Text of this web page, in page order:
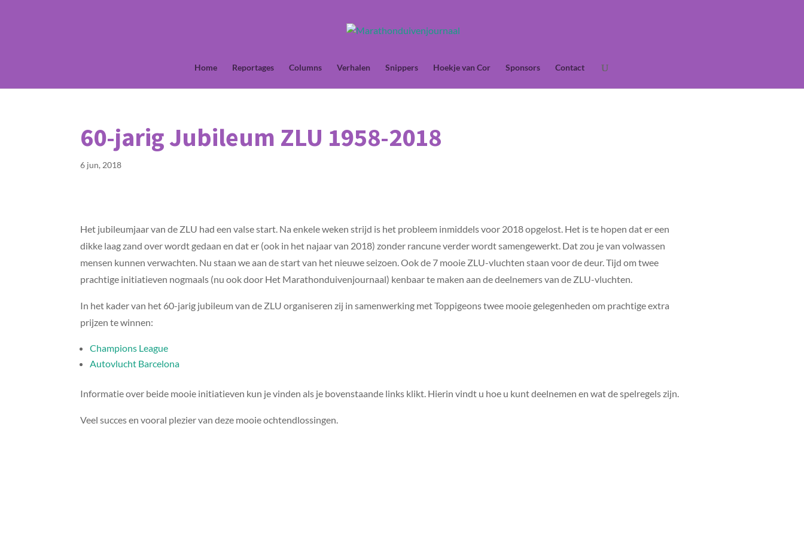
Home Reportages Columns Verhalen Snippers Hoekje van Cor Sponsors Contact
60-jarig Jubileum ZLU 1958-2018
6 jun, 2018
Het jubileumjaar van de ZLU had een valse start. Na enkele weken strijd is het probleem inmiddels voor 2018 opgelost. Het is te hopen dat er een
dikke laag zand over wordt gedaan en dat er (ook in het najaar van 2018) zonder rancune verder wordt samengewerkt. Dat zou je van volwassen
mensen kunnen verwachten. Nu staan we aan de start van het nieuwe seizoen. Ook de 7 mooie ZLU-vluchten staan voor de deur. Tijd om twee
prachtige initiatieven nogmaals (nu ook door Het Marathonduivenjournaal) kenbaar te maken aan de deelnemers van de ZLU-vluchten.
In het kader van het 60-jarig jubileum van de ZLU organiseren zij in samenwerking met Toppigeons twee mooie gelegenheden om prachtige extra
prijzen te winnen:
Champions League
Autovlucht Barcelona
Informatie over beide mooie initiatieven kun je vinden als je bovenstaande links klikt. Hierin vindt u hoe u kunt deelnemen en wat de spelregels zijn.
Veel succes en vooral plezier van deze mooie ochtendlossingen.